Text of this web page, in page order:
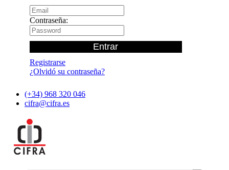
Contraseña:
Registrarse
¿Olvidó su contraseña?
(+34) 968 320 046
cifra@cifra.es